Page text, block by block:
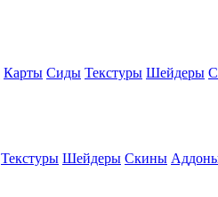
Карты Сиды Текстуры Шейдеры
Текстуры Шейдеры Скины